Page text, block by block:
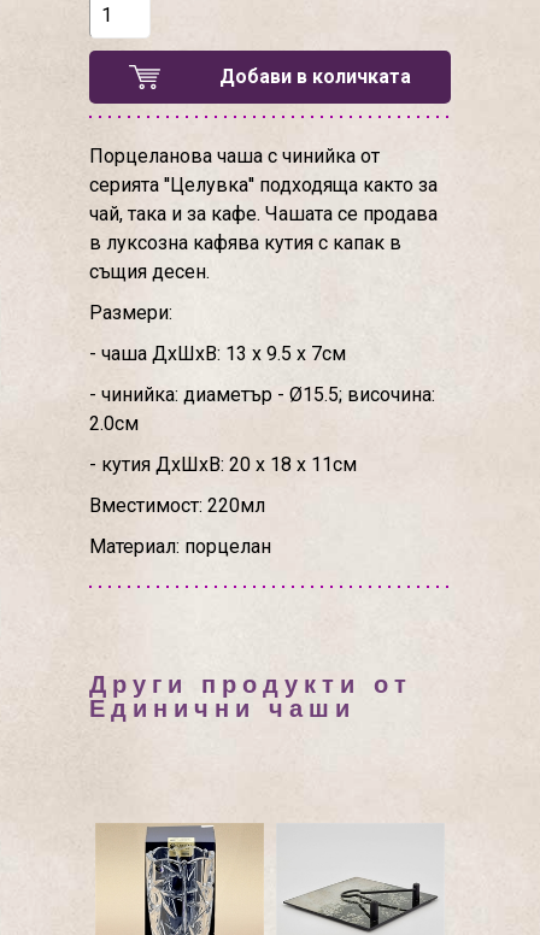
Добави в количката
Порцеланова чаша с чинийка от
серията ''Целувка'' подходяща както за
чай, така и за кафе. Чашата се продава
в луксозна кафява кутия с капак в
същия десен.
Размери:
- чаша ДхШхВ: 13 х 9.5 х 7см
- чинийка: диаметър - Ø15.5; височина:
2.0см
- кутия ДхШхВ: 20 х 18 х 11см
Вместимост: 220мл
Материал: порцелан
Други продукти от
Единични чаши